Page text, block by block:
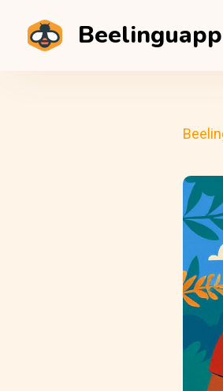
Beelinguapp